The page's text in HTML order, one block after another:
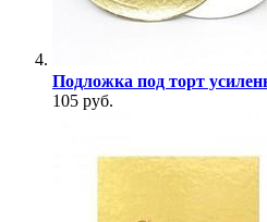
Подложка под торт
105 руб.